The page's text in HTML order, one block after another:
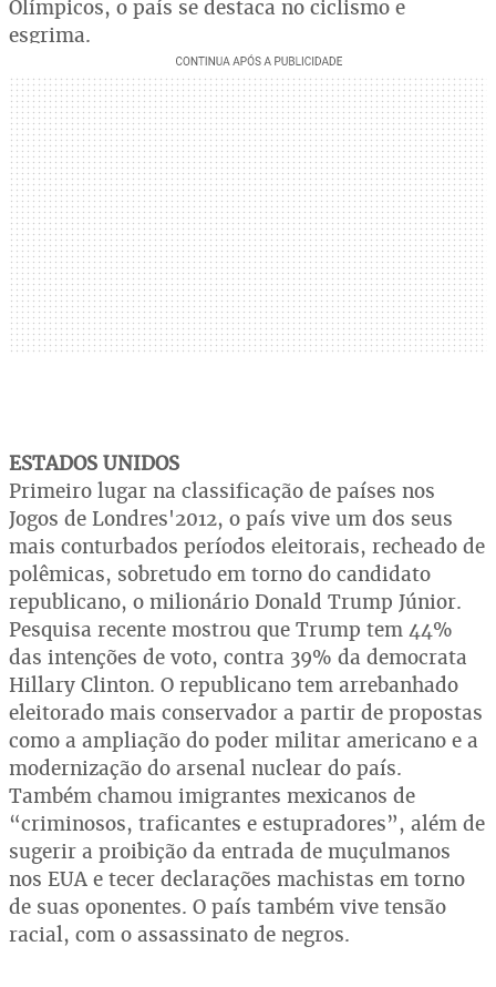
Olímpicos, o país se destaca no ciclismo e
esgrima.
ESTADOS UNIDOS
Primeiro lugar na classificação de países nos
Jogos de Londres'2012, o país vive um dos seus
mais conturbados períodos eleitorais, recheado de
polêmicas, sobretudo em torno do candidato
republicano, o milionário Donald Trump Júnior.
Pesquisa recente mostrou que Trump tem 44%
das intenções de voto, contra 39% da democrata
Hillary Clinton. O republicano tem arrebanhado
eleitorado mais conservador a partir de propostas
como a ampliação do poder militar americano e a
modernização do arsenal nuclear do país.
Também chamou imigrantes mexicanos de
“criminosos, traficantes e estupradores”, além de
sugerir a proibição da entrada de muçulmanos
nos EUA e tecer declarações machistas em torno
de suas oponentes. O país também vive tensão
racial, com o assassinato de negros.